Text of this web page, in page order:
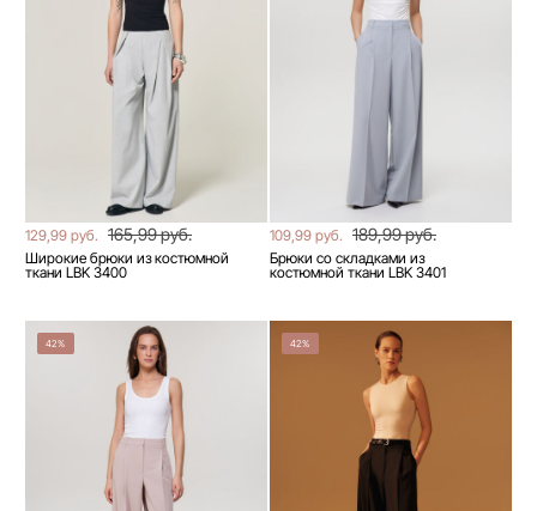
129,99 руб. 165,99 руб.
Широкие брюки из костюмной
ткани LBK 3400
109,99 руб. 189,99 руб.
Брюки со складками из
костюмной ткани LBK 3401
42% 42%